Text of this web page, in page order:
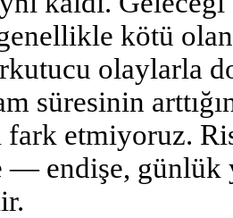
kötü
olaylarla
süresinin
fark etmiyoruz.
endişe, günlük